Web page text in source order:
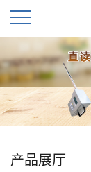
公
司
首
页
产品展厅